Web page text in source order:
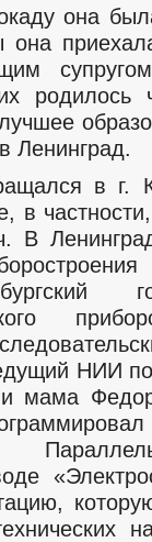
она
она
родилось
Ленинград.
в г.
в
В
НИИ по
мама